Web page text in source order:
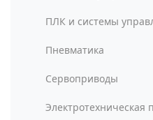
ПЛК и системы
Пневматика
Сервоприводы
Электротехническая